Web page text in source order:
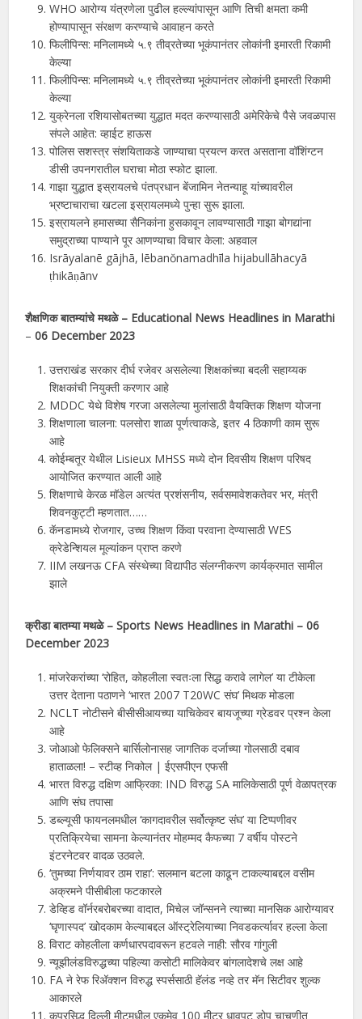
WHO आरोग्य यंत्रणेला पुढील हल्ल्यांपासून आणि तिची क्षमता कमी
होण्यापासून संरक्षण करण्याचे आवाहन करते
फिलीपिन्स: मनिलामध्ये ५.९ तीव्रतेच्या भूकंपानंतर लोकांनी इमारती रिकामी
केल्या
फिलीपिन्स: मनिलामध्ये ५.९ तीव्रतेच्या भूकंपानंतर लोकांनी इमारती रिकामी
केल्या
युक्रेनला रशियासोबतच्या युद्धात मदत करण्यासाठी अमेरिकेचे पैसे जवळपास
संपले आहेत: व्हाईट हाऊस
पोलिस सशस्त्र संशयिताकडे जाण्याचा प्रयत्न करत असताना वॉशिंग्टन
डीसी उपनगरातील घराचा मोठा स्फोट झाला.
गाझा युद्धात इस्रायलचे पंतप्रधान बेंजामिन नेतन्याहू यांच्यावरील
भ्रष्टाचाराचा खटला इस्रायलमध्ये पुन्हा सुरू झाला.
इस्रायलने हमासच्या सैनिकांना हुसकावून लावण्यासाठी गाझा बोगद्यांना
समुद्राच्या पाण्याने पूर आणण्याचा विचार केला: अहवाल
Isrāyalanē gājhā, lēbanŏnamadhīla hijabullāhacyā
ṭhikāṇānv
शैक्षणिक बातम्यांचे मथळे – Educational News Headlines in Marathi
–06 December 2023
उत्तराखंड सरकार दीर्घ रजेवर असलेल्या शिक्षकांच्या बदली सहाय्यक
शिक्षकांची नियुक्ती करणार आहे
MDDC येथे विशेष गरजा असलेल्या मुलांसाठी वैयक्तिक शिक्षण योजना
शिक्षणाला चालना: पलसोरा शाळा पूर्णत्वाकडे, इतर 4 ठिकाणी काम सुरू
आहे
कोईम्बतूर येथील Lisieux MHSS मध्ये दोन दिवसीय शिक्षण परिषद
आयोजित करण्यात आली आहे
शिक्षणाचे केरळ मॉडेल अत्यंत प्रशंसनीय, सर्वसमावेशकतेवर भर, मंत्री
शिवनकुट्टी म्हणतात……
कॅनडामध्ये रोजगार, उच्च शिक्षण किंवा परवाना देण्यासाठी WES
क्रेडेन्शियल मूल्यांकन प्राप्त करणे
IIM लखनऊ CFA संस्थेच्या विद्यापीठ संलग्नीकरण कार्यक्रमात सामील
झाले
क्रीडा बातम्या मथळे – Sports News Headlines in Marathi –06
December 2023
मांजरेकरांच्या ‘रोहित, कोहलीला स्वतःला सिद्ध करावे लागेल’ या टीकेला
उत्तर देताना पठाणने ‘भारत 2007 T20WC संघ’ मिथक मोडला
NCLT नोटीसने बीसीसीआयच्या याचिकेवर बायजूच्या ग्रेडवर प्रश्न केला
आहे
जोआओ फेलिक्सने बार्सिलोनासह जागतिक दर्जाच्या गोलसाठी दबाव
हाताळला! – स्टीव्ह निकोल | ईएसपीएन एफसी
भारत विरुद्ध दक्षिण आफ्रिका: IND विरुद्ध SA मालिकेसाठी पूर्ण वेळापत्रक
आणि संघ तपासा
डब्ल्यूसी फायनलमधील ‘कागदावरील सर्वोत्कृष्ट संघ’ या टिप्पणीवर
प्रतिक्रियेचा सामना केल्यानंतर मोहम्मद कैफच्या 7 वर्षीय पोस्टने
इंटरनेटवर वादळ उठवले.
‘तुमच्या निर्णयावर ठाम राहा’: सलमान बटला काढून टाकल्याबद्दल वसीम
अक्रमने पीसीबीला फटकारले
डेव्हिड वॉर्नरबरोबरच्या वादात, मिचेल जॉन्सनने त्याच्या मानसिक आरोग्यावर
‘घृणास्पद’ खोदकाम केल्याबद्दल ऑस्ट्रेलियाच्या निवडकर्त्यावर हल्ला केला
विराट कोहलीला कर्णधारपदावरून हटवले नाही: सौरव गांगुली
न्यूझीलंडविरुद्धच्या पहिल्या कसोटी मालिकेवर बांगलादेशचे लक्ष आहे
FA ने रेफ रिअ‍ॅक्शन विरुद्ध स्पर्ससाठी हॅलंड नव्हे तर मॅन सिटीवर शुल्क
आकारले
कुप्रसिद्ध दिल्ली मीटमधील एकमेव 100 मीटर धावपटू डोप चाचणीत